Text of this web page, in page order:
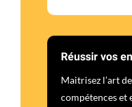
Réussir vos
Maitrisez l’art
compétences et